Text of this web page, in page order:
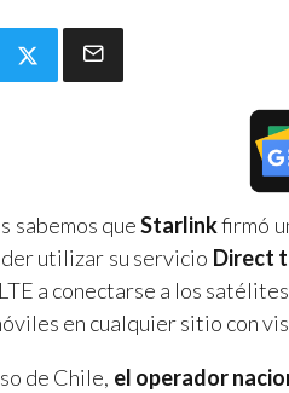
sabemos queStarlinkfirmó
utilizar su servicio Direct
a conectarse a los
en cualquier sitio con
de Chile, el operador